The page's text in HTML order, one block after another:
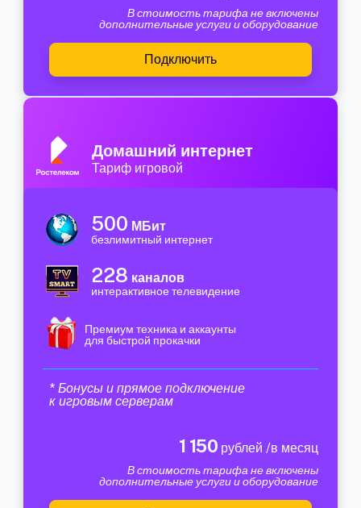
В стоимость тарифа не включены
дополнительные услуги и оборудование
Подключить
Домашний интернет
Тариф игровой
500 МБит
безлимитный интернет
228 каналов
интерактивное телевидение
Премиум техника и аккаунты
для быстрой прокачки
* Бонусы и прямое подключение
к игровым серверам
1 150 рублей /в месяц
В стоимость тарифа не включены
дополнительные услуги и оборудование